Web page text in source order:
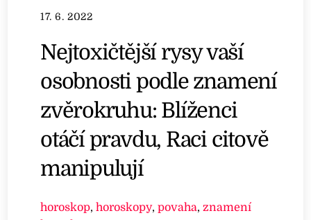
17. 6. 2022
Nejtoxičtější rysy vaší
osobnosti podle znamení
zvěrokruhu: Blíženci
otáčí pravdu, Raci citově
manipulují
horoskop,horoskopy,povaha,znamení